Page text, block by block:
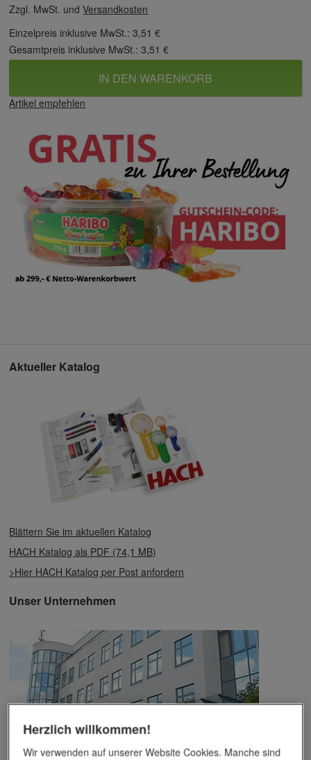
Zzgl. MwSt. undVersandkosten
Einzelpreis inklusive MwSt.:3,51 €
Gesamtpreis inklusive MwSt.:3,51 €
IN DEN WARENKORB
Artikel empfehlen
Aktueller Katalog
Blättern Sie im aktuellen Katalog
HACH Katalog als PDF (74,1 MB)
>Hier HACH Katalog per Post anfordern
Unser Unternehmen
Herzlich willkommen!
Wir verwenden auf unserer Website Cookies. Manche sind